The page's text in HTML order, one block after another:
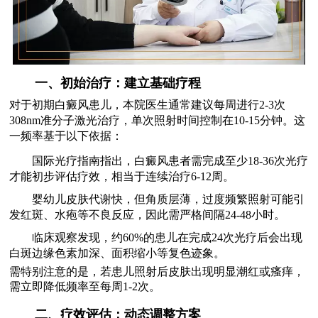
一、初始治疗：建立基础疗程
对于初期白癜风患儿，本院医生通常建议每周进行2-3次
308nm准分子激光治疗，单次照射时间控制在10-15分钟。这
一频率基于以下依据：
国际光疗指南指出，白癜风患者需完成至少18-36次光疗
才能初步评估疗效，相当于连续治疗6-12周。
婴幼儿皮肤代谢快，但角质层薄，过度频繁照射可能引
发红斑、水疱等不良反应，因此需严格间隔24-48小时。
临床观察发现，约60%的患儿在完成24次光疗后会出现
白斑边缘色素加深、面积缩小等复色迹象。
需特别注意的是，若患儿照射后皮肤出现明显潮红或瘙痒，
需立即降低频率至每周1-2次。
二、疗效评估：动态调整方案